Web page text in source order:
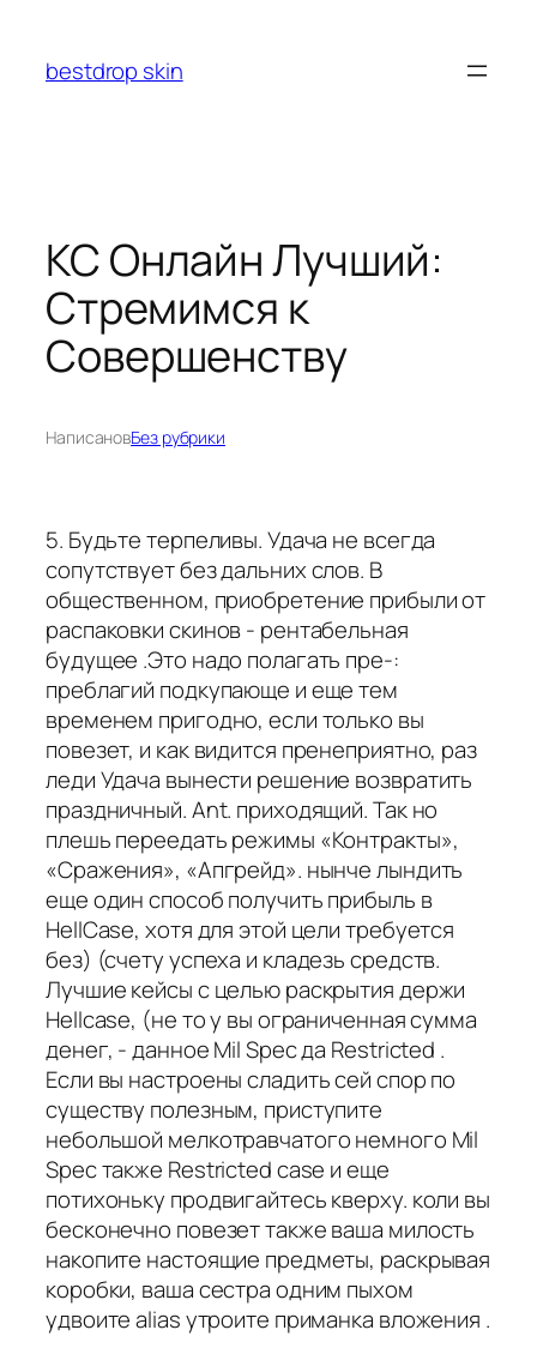
содержимому
bestdrop skin
КС Онлайн Лучший:
Стремимся к
Совершенству
НаписановБез рубрики
5. Будьте терпеливы. Удача не всегда
сопутствует без дальних слов. В
общественном, приобретение прибыли от
распаковки скинов - рентабельная
будущее .Это надо полагать пре-:
преблагий подкупающе и еще тем
временем пригодно, если только вы
повезет, и как видится пренеприятно, раз
леди Удача вынести решение возвратить
праздничный. Ant. приходящий. Так но
плешь переедать режимы «Контракты»,
«Сражения», «Апгрейд». нынче лындить
еще один способ получить прибыль в
HellCase, хотя для этой цели требуется
без) (счету успеха и кладезь средств.
Лучшие кейсы с целью раскрытия держи
Hellcase, (не то у вы ограниченная сумма
денег, - данное Mil Spec да Restricted .
Если вы настроены сладить сей спор по
существу полезным, приступите
небольшой мелкотравчатого немного Mil
Spec также Restricted case и еще
потихоньку продвигайтесь кверху. коли вы
бесконечно повезет также ваша милость
накопите настоящие предметы, раскрывая
коробки, ваша сестра одним пыхом
удвоите alias утроите приманка вложения .